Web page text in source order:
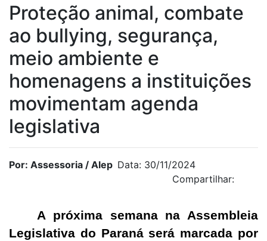
Proteção animal, combate
ao bullying, segurança,
meio ambiente e
homenagens a instituições
movimentam agenda
legislativa
Por: Assessoria / Alep Data: 30/11/2024
Compartilhar:
A próxima semana na Assembleia
Legislativa do Paraná será marcada por